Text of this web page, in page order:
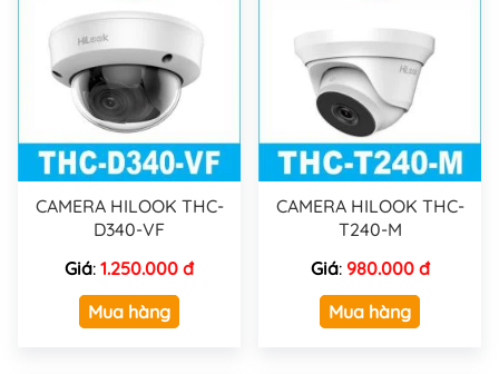
CAMERA HILOOK THC-
D340-VF
Giá: 1.250.000 đ
Mua hàng
CAMERA HILOOK THC-
T240-M
Giá: 980.000 đ
Mua hàng